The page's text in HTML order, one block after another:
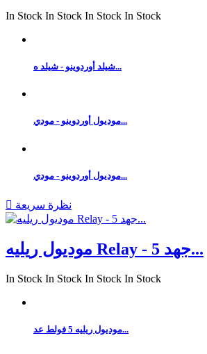
In Stock In Stock In Stock In Stock
شيلد أوردوينو - شيلد ه...
موديول أوردوينو - مودي...
موديول أوردوينو - مودي...
 نظرة سريعة
موديول ريليه Relay - جهد 5...
In Stock In Stock In Stock In Stock
موديول ريليه 5 فولط عد...